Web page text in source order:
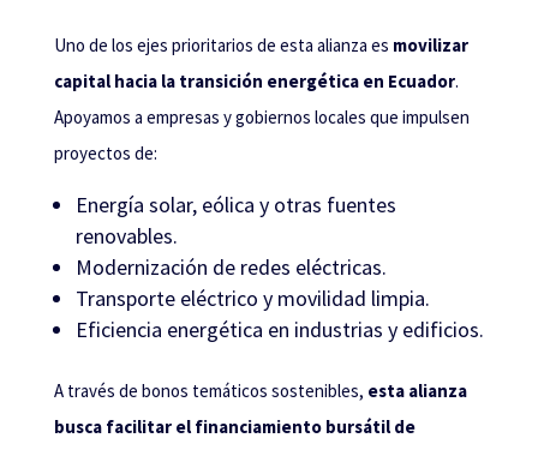
Uno de los ejes prioritarios de esta alianza es movilizar
capital hacia la transición energética en Ecuador.
Apoyamos a empresas y gobiernos locales que impulsen
proyectos de:
Energía solar, eólica y otras fuentes
renovables.
Modernización de redes eléctricas.
Transporte eléctrico y movilidad limpia.
Eficiencia energética en industrias y edificios.
A través de bonos temáticos sostenibles, esta alianza
busca facilitar el financiamiento bursátil de